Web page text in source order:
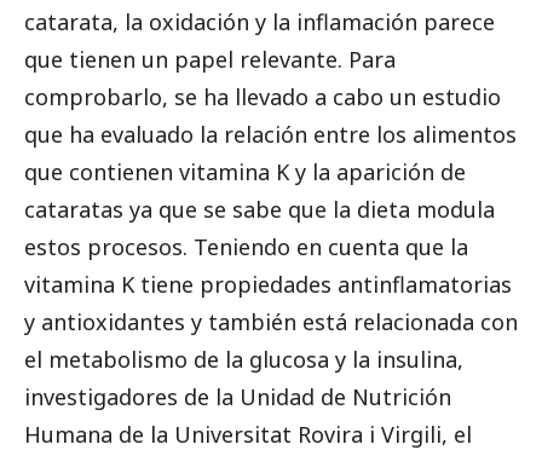
catarata, la oxidación y la inflamación parece
que tienen un papel relevante. Para
comprobarlo, se ha llevado a cabo un estudio
que ha evaluado la relación entre los alimentos
que contienen vitamina K y la aparición de
cataratas ya que se sabe que la dieta modula
estos procesos. Teniendo en cuenta que la
vitamina K tiene propiedades antinflamatorias
y antioxidantes y también está relacionada con
el metabolismo de la glucosa y la insulina,
investigadores de la Unidad de Nutrición
Humana de la Universitat Rovira i Virgili, el